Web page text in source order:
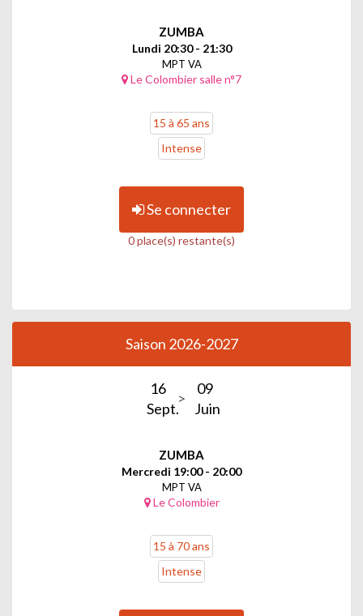
ZUMBA
Lundi 20:30 - 21:30
MPT VA
Le Colombier salle n°7
15 à 65 ans
Intense
Se connecter
0 place(s) restante(s)
Saison 2026-2027
16
Sept.
09
Juin
ZUMBA
Mercredi 19:00 - 20:00
MPT VA
Le Colombier
15 à 70 ans
Intense